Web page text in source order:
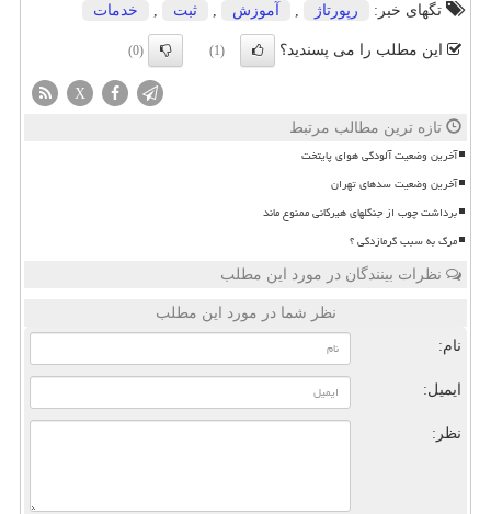
تگهای خبر:
رپورتاژ آموزش ثبت خدمات
این مطلب را می پسندید؟ (1)
(0)
X
تازه ترین مطالب مرتبط
آخرین وضعیت آلودگی هوای پایتخت
آخرین وضعیت سدهای تهران
برداشت چوب از جنگلهای هیرکانی ممنوع ماند
مرگ به سبب گرمازدگی ؟
نظرات بینندگان در مورد این مطلب
نظر شما در مورد این مطلب
نام:
ایمیل:
نظر: